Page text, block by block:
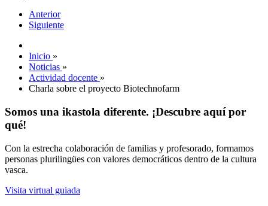
Anterior
Siguiente
Inicio »
Noticias »
Actividad docente »
Charla sobre el proyecto Biotechnofarm
Somos una ikastola diferente. ¡Descubre aquí por
qué!
Con la estrecha colaboración de familias y profesorado, formamos
personas plurilingües con valores democráticos dentro de la cultura
vasca.
Visita virtual guiada